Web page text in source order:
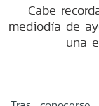
Cabe
mediodía de
una